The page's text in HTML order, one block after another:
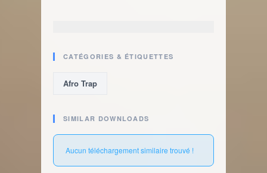
CATÉGORIES & ÉTIQUETTES
Afro Trap
SIMILAR DOWNLOADS
Aucun téléchargement similaire trouvé !